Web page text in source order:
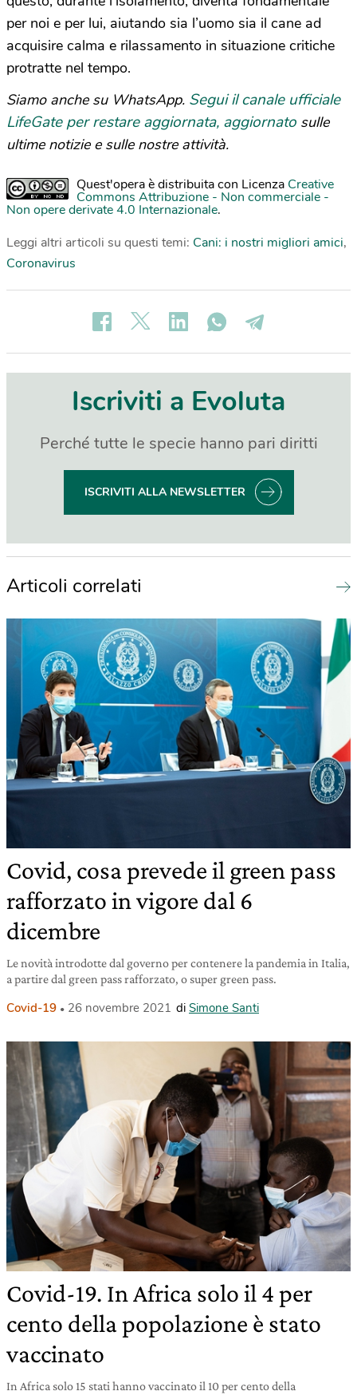
per noi e per lui, aiutando sia l’uomo sia il cane ad
acquisire calma e rilassamento in situazione critiche
protratte nel tempo.
Siamo anche su WhatsApp. Segui il canale ufficiale
LifeGate per restare aggiornata, aggiornato sulle
ultime notizie e sulle nostre attività.
Quest'opera è distribuita con Licenza Creative
Commons Attribuzione - Non commerciale -
Non opere derivate 4.0 Internazionale.
Leggi altri articoli su questi temi: Cani: i nostri migliori amici,
Coronavirus
Iscriviti a Evoluta
Perché tutte le specie hanno pari diritti
ISCRIVITI ALLA NEWSLETTER
Articoli correlati
Covid, cosa prevede il green pass
rafforzato in vigore dal 6
dicembre
Le novità introdotte dal governo per contenere la pandemia in Italia,
a partire dal green pass rafforzato, o super green pass.
Covid-19 26 novembre 2021 di Simone Santi
Covid-19. In Africa solo il 4 per
cento della popolazione è stato
vaccinato
In Africa solo 15 stati hanno vaccinato il 10 per cento della